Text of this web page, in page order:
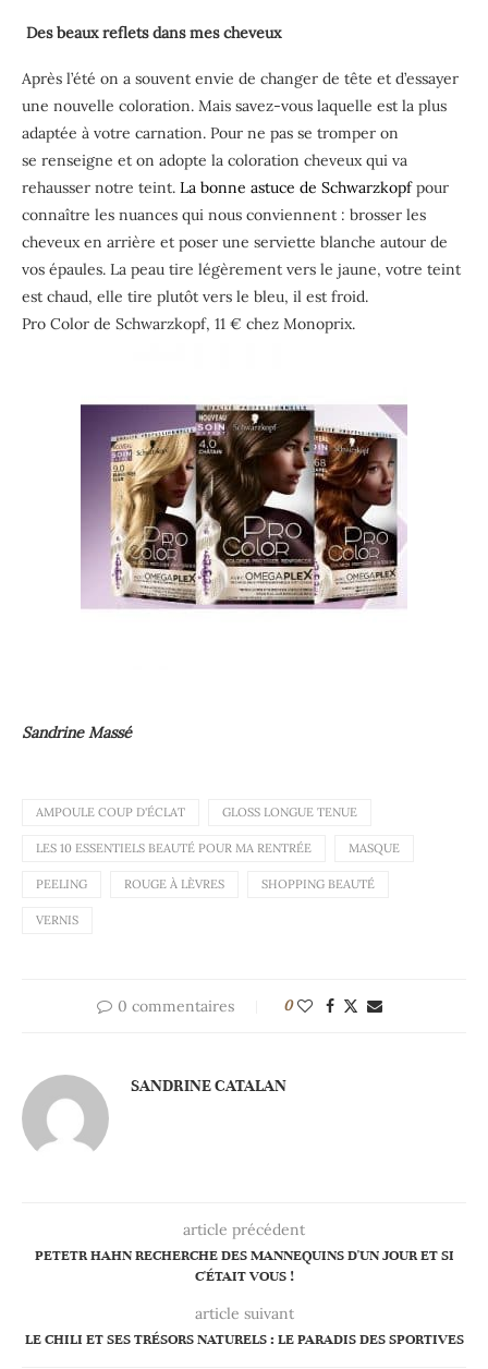
Des beaux reflets dans mes cheveux
Après l’été on a souvent envie de changer de tête et d’essayer
une nouvelle coloration. Mais savez-vous laquelle est la plus
adaptée à votre carnation. Pour ne pas se tromper on
se renseigne et on adopte la coloration cheveux qui va
rehausser notre teint. La bonne astuce de Schwarzkopfpour
connaître les nuances qui nous conviennent : brosser les
cheveux en arrière et poser une serviette blanche autour de
vos épaules. La peau tire légèrement vers le jaune, votre teint
est chaud, elle tire plutôt vers le bleu, il est froid.
Pro Color de Schwarzkopf, 11 € chez Monoprix.
Sandrine Massé
AMPOULE COUP D'ÉCLAT GLOSS LONGUE TENUE
LES 10 ESSENTIELS BEAUTÉ POUR MA RENTRÉE MASQUE
PEELING ROUGE À LÈVRES SHOPPING BEAUTÉ
VERNIS
0 commentaires 0
SANDRINE CATALAN
article précédent
PETETR HAHN RECHERCHE DES MANNEQUINS D'UN JOUR ET SI
C'ÉTAIT VOUS !
article suivant
LE CHILI ET SES TRÉSORS NATURELS : LE PARADIS DES SPORTIVES